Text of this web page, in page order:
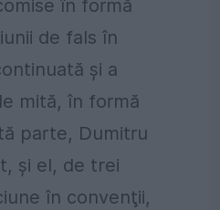
în formă
de fals în
şi a
mită, în formă
parte, Dumitru
şi el, de trei
în convenţii,